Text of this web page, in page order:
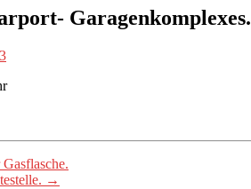
Garagenkomplexes.
→